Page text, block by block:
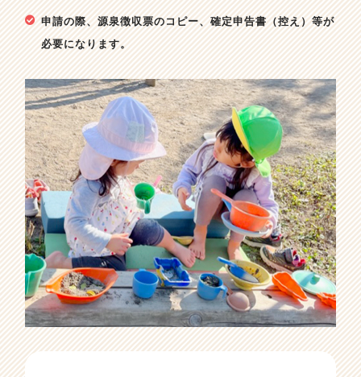
申請の際、源泉徴収票のコピー、確定申告書（控え）等が
必要になります。